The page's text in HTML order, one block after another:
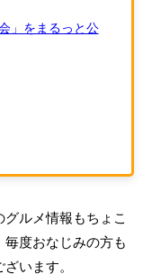
」をまるっと公
ルメ情報もちょこ
度おなじみの方も
います。